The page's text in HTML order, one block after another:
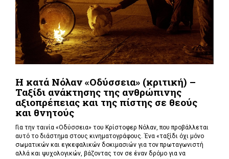
Η κατά Νόλαν «Οδύσσεια» (κριτική) –
Ταξίδι ανάκτησης της ανθρώπινης
αξιοπρέπειας και της πίστης σε θεούς
και θνητούς
Για την ταινία «Οδύσσεια» του Κρίστοφερ Νόλαν,που προβάλλεται
αυτό το διάστημα στους κινηματογράφους. Ένα «ταξίδι όχι μόνο
σωματικών και εγκεφαλικών δοκιμασιών για τον πρωταγωνιστή
αλλά και ψυχολογικών, βάζοντας τον σε έναν δρόμο για να